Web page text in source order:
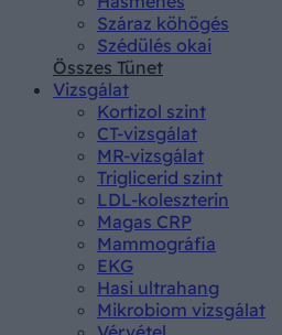
Száraz köhögés
Szédülés okai
Összes Tünet
Vizsgálat
Kortizol szint
CT-vizsgálat
MR-vizsgálat
Triglicerid szint
LDL-koleszterin
Magas CRP
Mammográfia
EKG
Hasi ultrahang
Mikrobiom vizsgálat